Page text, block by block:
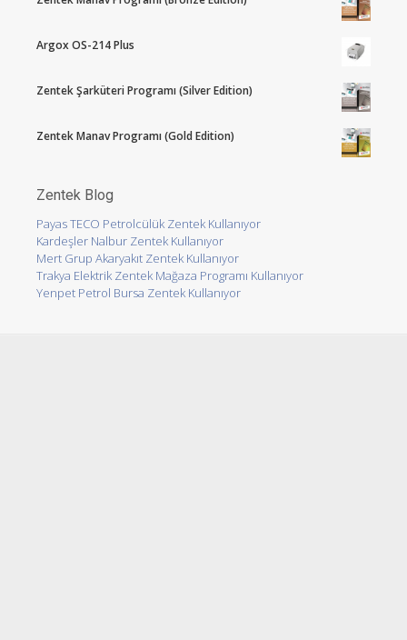
Argox OS-214 Plus
Zentek Şarküteri Programı (Silver Edition)
Zentek Manav Programı (Gold Edition)
Zentek Blog
Payas TECO Petrolcülük Zentek Kullanıyor
Kardeşler Nalbur Zentek Kullanıyor
Mert Grup Akaryakıt Zentek Kullanıyor
Trakya Elektrik Zentek Mağaza Programı Kullanıyor
Yenpet Petrol Bursa Zentek Kullanıyor